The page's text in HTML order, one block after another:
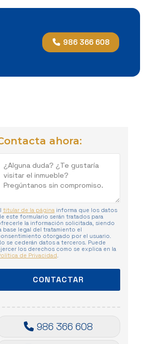
986 366 608
ahora:
titular de la páginainforma que los datos
este formulario serán tratados para
la información solicitada, siendo
base legal del tratamiento el
otorgado por el usuario.
se cederán datos a terceros. Puede
los derechos como se explica en la
de Privacidad.
986 366 608